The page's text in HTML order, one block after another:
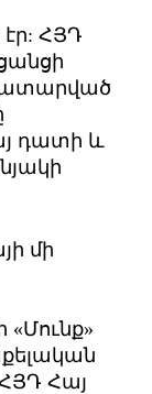
ՀՅԴ
կատարված
դատի և
մի
Հայ